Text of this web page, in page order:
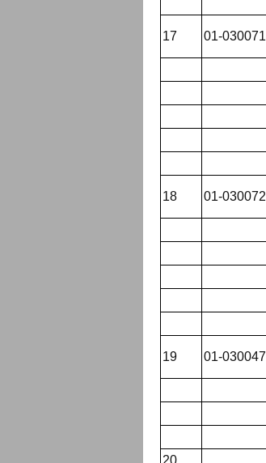
17 01-030071
18 01-030072
19 01-030047
20